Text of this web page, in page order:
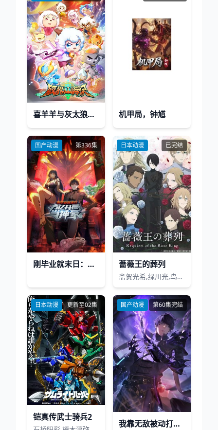
喜羊羊与灰太狼之破界山海诀 机甲局，钟馗
国产动漫 第336集
刚毕业就末日：万亿开局当神豪动态漫画
日本动漫 已完结
蔷薇王的葬列
斋贺光希,绿川光,鸟海浩辅,内匠靖明,速水奖,日野聪,大原沙耶香,天崎滉平,三上哲,杉田智和,伊藤静,铃代纱弓,久川绫,悠木碧,石田彰,贯井柚佳
日本动漫 更新至02集
铠真传武士骑兵2
国产动漫 第60集完结
我靠无敌被动打出成吨伤害！